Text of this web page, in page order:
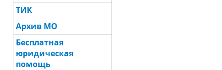
ТИК
Архив МО
Бесплатная
юридическая
помощь